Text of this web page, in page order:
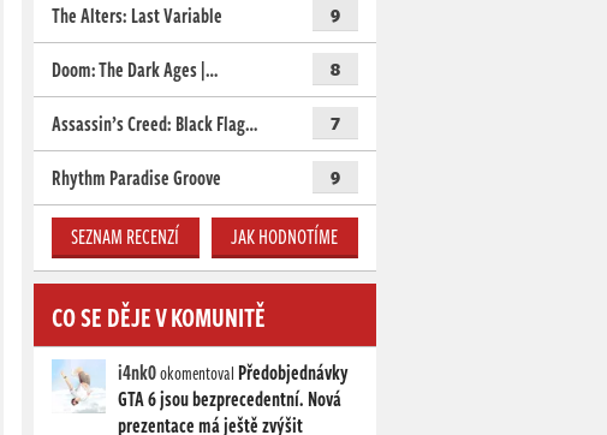
The Alters: Last Variable 9
Doom: The Dark Ages |… 8
Assassin’s Creed: Black Flag… 7
Rhythm Paradise Groove 9
SEZNAM RECENZÍ JAK HODNOTÍME
CO SE DĚJE V KOMUNITĚ
i4nk0okomentoval Předobjednávky
GTA 6 jsou bezprecedentní. Nová
prezentace má ještě zvýšit